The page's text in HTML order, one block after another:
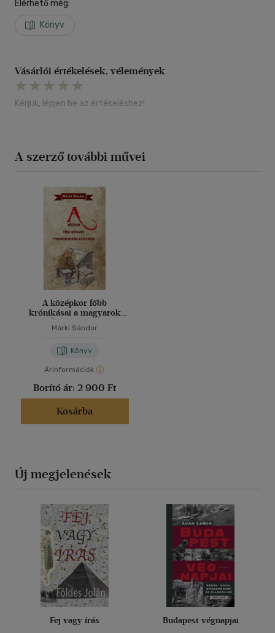
Elérhető még:
Könyv
Vásárlói értékelések, vélemények
Kérjük, lépjen be az értékeléshez!
A szerző további művei
A középkor főbb
krónikásai a magyarok
honfoglalása koráig
Márki Sándor
Könyv
Árinformációk
Borító ár: 2 900 Ft
Kosárba
Új megjelenések
Fej vagy írás Budapest végnapjai